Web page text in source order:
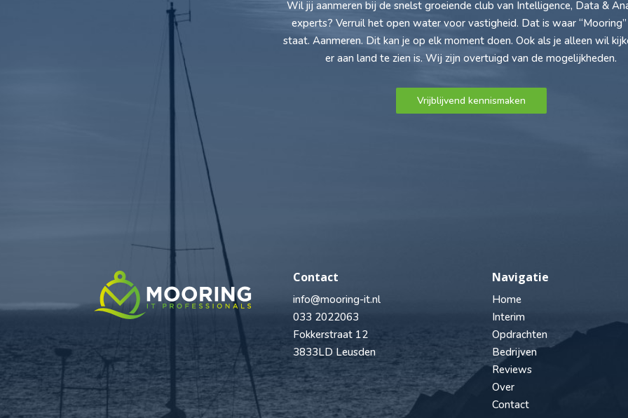
Wil jij aanmeren bij de snelst groeiende club van Intelligence, Data &
experts? Verruil het open water voor vastigheid. Dat is waar
staat. Aanmeren. Dit kan je op elk moment doen. Ook als je alleen wil
er aan land te zien is. Wij zijn overtuigd van de mogelijkheden.
Vrijblijvend kennismaken
Contact
info@mooring-it.nl
033 2022063
Fokkerstraat 12
3833LD Leusden
Navigatie
Home
Interim
Opdrachten
Bedrijven
Reviews
Over
Contact